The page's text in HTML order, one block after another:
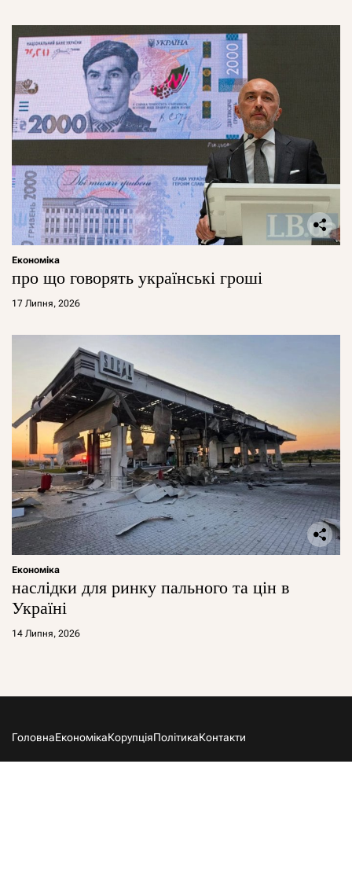
Економіка
про що говорять українські гроші
17 Липня, 2026
Економіка
наслідки для ринку пального та цін в
Україні
14 Липня, 2026
ГоловнаЕкономікаКорупціяПолітикаКонтакти